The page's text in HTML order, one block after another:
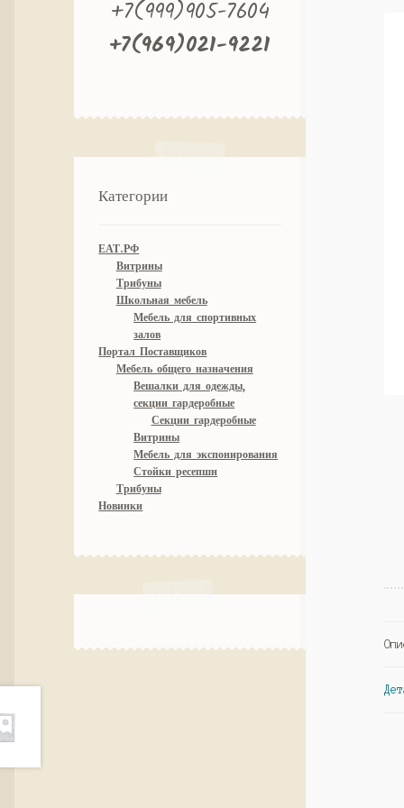
+7(999)905-7604
+7(969)021-9221
Категории
ЕАТ.РФ
Витрины
Трибуны
Школьная мебель
Мебель для спортивных
залов
Портал Поставщиков
Мебель общего назначения
Вешалки для одежды,
секции гардеробные
Секции гардеробные
Витрины
Мебель для экспонирования
Стойки ресепшн
Трибуны
Новинки